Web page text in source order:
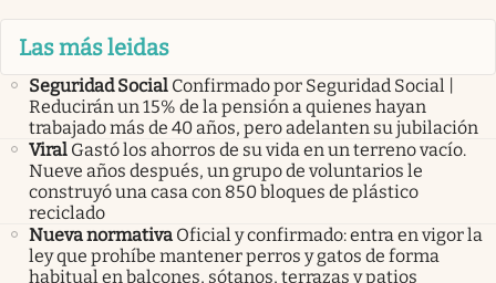
Las más leidas
Seguridad Social Confirmado por Seguridad Social |
Reducirán un 15% de la pensión a quienes hayan
trabajado más de 40 años, pero adelanten su jubilación
Viral Gastó los ahorros de su vida en un terreno vacío.
Nueve años después, un grupo de voluntarios le
construyó una casa con 850 bloques de plástico
reciclado
Nueva normativa Oficial y confirmado: entra en vigor la
ley que prohíbe mantener perros y gatos de forma
habitual en balcones, sótanos, terrazas y patios